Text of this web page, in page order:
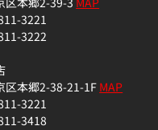
3221
3222
区本郷2-38-21-1FMAP
3221
3418